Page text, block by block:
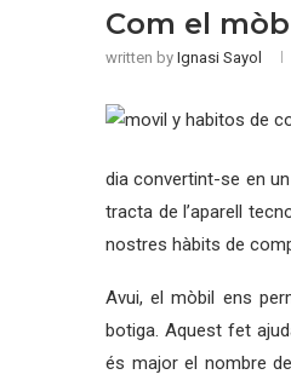
Com el
written by Ignasi Sayol
dia convertint-se en
tracta de l’aparell
nostres hàbits de
Avui, el mòbil ens
botiga. Aquest fet
és major el nombre